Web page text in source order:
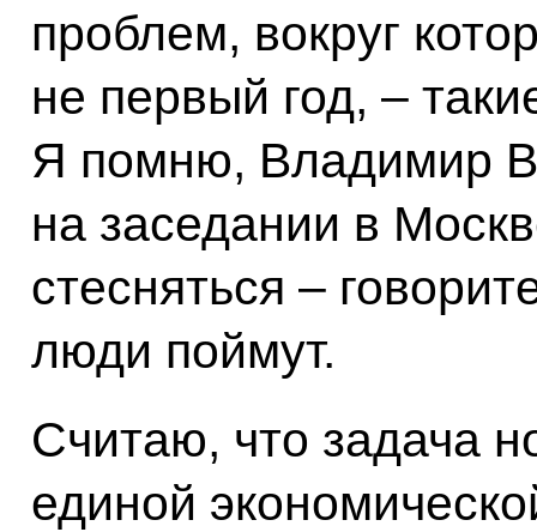
проблем, вокруг
не первый год, –
Я помню, Владимир
на заседании в
стесняться –
люди поймут.
Считаю, что задача
единой